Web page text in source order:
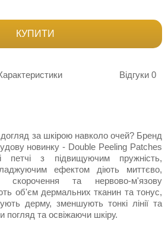
КУПИТИ
Відгуки 0
за шкірою навколо очей? Бренд
новинку - Double Peeling Patches
з підвищуючим пружність,
ефектом діють миттєво,
скорочення та нервово-м'язову
об'єм дермальних тканин та тонус,
дерму, зменшують тонкі лінії та
та освіжаючи шкіру.